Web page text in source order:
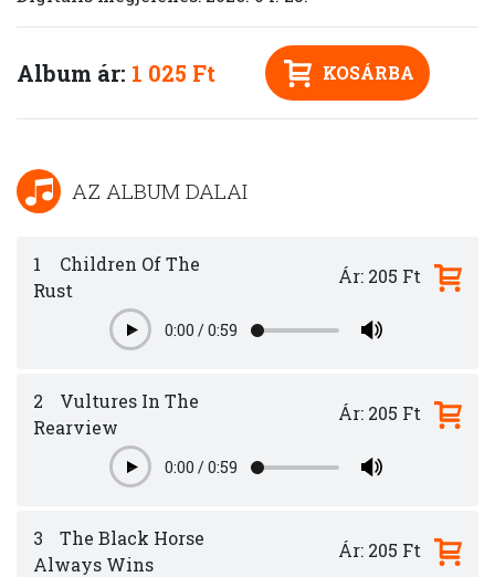
Album ár: 1 025 Ft KOSÁRBA
AZ ALBUM DALAI
1
Children Of The
Rust
Play0:00 /0:59
Ár: 205 Ft
2
Vultures In The
Rearview
Play0:00 /0:59
Ár: 205 Ft
3
The Black Horse
Always Wins
Ár: 205 Ft